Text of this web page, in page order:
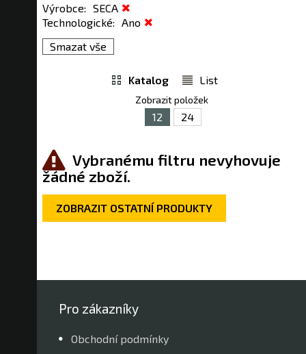
Výrobce: SECA
Technologické: Ano
Smazat vše
Katalog List
Zobrazit položek
12 24
Vybranému filtru nevyhovuje
žádné zboží.
ZOBRAZIT OSTATNÍ PRODUKTY
Pro zákazníky
Obchodní podmínky